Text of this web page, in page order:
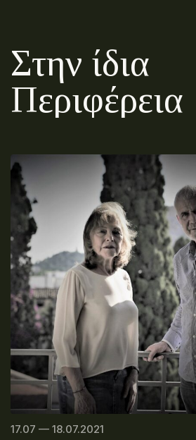
Στην ίδια
Περιφέρεια
17.07 — 18.07.2021